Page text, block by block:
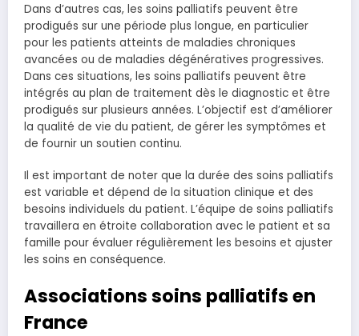
Dans d’autres cas, les soins palliatifs peuvent être
prodigués sur une période plus longue, en particulier
pour les patients atteints de maladies chroniques
avancées ou de maladies dégénératives progressives.
Dans ces situations, les soins palliatifs peuvent être
intégrés au plan de traitement dès le diagnostic et être
prodigués sur plusieurs années. L’objectif est d’améliorer
la qualité de vie du patient, de gérer les symptômes et
de fournir un soutien continu.
Il est important de noter que la durée des soins palliatifs
est variable et dépend de la situation clinique et des
besoins individuels du patient. L’équipe de soins palliatifs
travaillera en étroite collaboration avec le patient et sa
famille pour évaluer régulièrement les besoins et ajuster
les soins en conséquence.
Associations soins palliatifs en
France